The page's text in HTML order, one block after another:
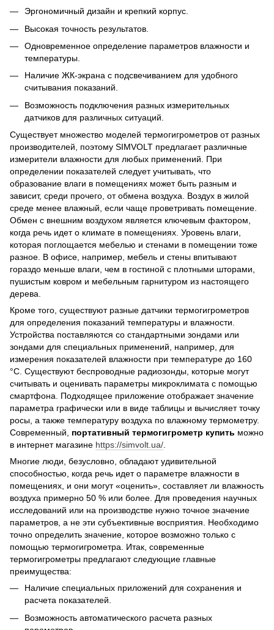
Эргономичный дизайн и крепкий корпус.
Высокая точность результатов.
Одновременное определение параметров влажности и
температуры.
Наличие ЖК-экрана с подсвечиванием для удобного
считывания показаний.
Возможность подключения разных измерительных
датчиков для различных ситуаций.
Существует множество моделей термогигрометров от разных
производителей, поэтому SIMVOLT предлагает различные
измерители влажности для любых применений. При
определении показателей следует учитывать, что
образование влаги в помещениях может быть разным и
зависит, среди прочего, от обмена воздуха. Воздух в жилой
среде менее влажный, если чаще проветривать помещение.
Обмен с внешним воздухом является ключевым фактором,
когда речь идет о климате в помещениях. Уровень влаги,
которая поглощается мебелью и стенами в помещении тоже
разное. В офисе, например, мебель и стены впитывают
гораздо меньше влаги, чем в гостиной с плотными шторами,
пушистым ковром и мебельным гарнитуром из настоящего
дерева.
Кроме того, существуют разные датчики термогигрометров
для определения показаний температуры и влажности.
Устройства поставляются со стандартными зондами или
зондами для специальных применений, например, для
измерения показателей влажности при температуре до 160
°C. Существуют беспроводные радиозонды, которые могут
считывать и оценивать параметры микроклимата с помощью
смартфона. Подходящее приложение отображает значение
параметра графически или в виде таблицы и вычисляет точку
росы, а также температуру воздуха по влажному термометру.
Современный, портативный термогигрометр купить можно
в интернет магазине https://simvolt.ua/.
Многие люди, безусловно, обладают удивительной
способностью, когда речь идет о параметре влажности в
помещениях, и они могут «оценить», составляет ли влажность
воздуха примерно 50 % или более. Для проведения научных
исследований или на производстве нужно точное значение
параметров, а не эти субъективные восприятия. Необходимо
точно определить значение, которое возможно только с
помощью термогигрометра. Итак, современные
термогигрометры предлагают следующие главные
преимущества:
Наличие специальных приложений для сохранения и
расчета показателей.
Возможность автоматического расчета разных